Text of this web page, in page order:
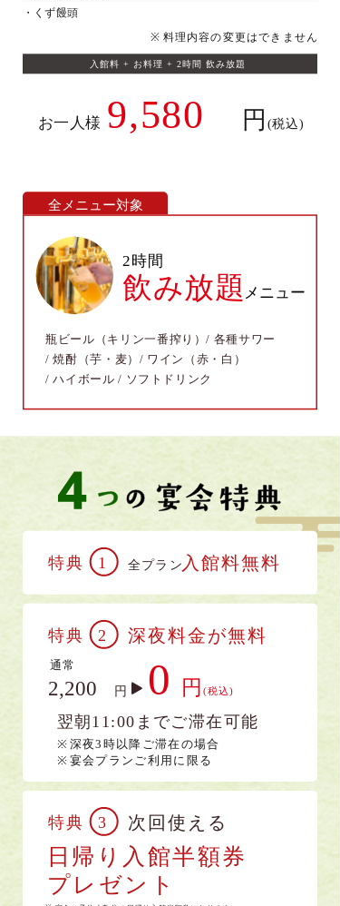
・くず饅頭
入館料 + お料理 + 2時間 飲み放題
※料理内容の変更はできません
(税込)
お一人様 9,580 円
瓶ビール（キリン一番搾り）/ 各種サワー
/ 焼酎（芋・麦）/ ワイン（赤・白）
/ ハイボール / ソフトドリンク
飲み放題 メニュー
2時間
全メニュー対象
特典
特典
特典 次回使える
翌朝11:00までご滞在可能
通常
円
(税込)
1
2
3
※深夜3時以降ご滞在の場合
※宴会プランご利用に限る
入館料無料
深夜料金が無料
日帰り入館半額券
プレゼント
2,200 0 円
全プラン